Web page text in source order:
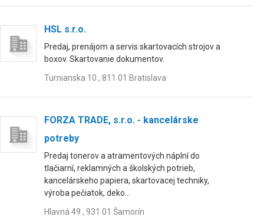
HSL s.r.o.
Predaj, prenájom a servis skartovacích strojov a
boxov. Skartovanie dokumentov.
Turnianska 10 , 811 01 Bratislava
FORZA TRADE, s.r.o. - kancelárske
potreby
Predaj tonerov a atramentových náplní do
tlačiarní, reklamných a školských potrieb,
kancelárskeho papiera, skartovacej techniky,
výroba pečiatok, deko...
Hlavná 49 , 931 01 Šamorín